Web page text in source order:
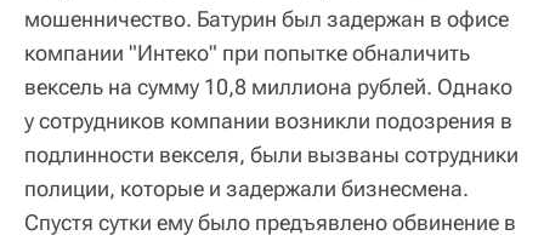
мошенничество. Батурин был задержан в офисе
компании "Интеко" при попытке обналичить
вексель на сумму 10,8 миллиона рублей. Однако
у сотрудников компании возникли подозрения в
подлинности векселя, были вызваны сотрудники
полиции, которые и задержали бизнесмена.
Спустя сутки ему было предъявлено обвинение в